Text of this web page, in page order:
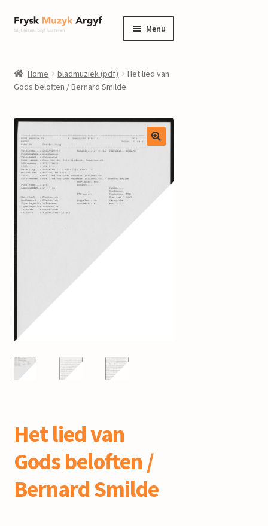
Ga
door
navigatie
Ga
naar
inhoud
Menu
informatie
winkel
Submenu
uitvouwen
Componisten
nieuws
events
Home bladmuziek (pdf)
Het lied van
Gods beloften / Bernard Smilde
Het lied van
Gods beloften /
Bernard Smilde